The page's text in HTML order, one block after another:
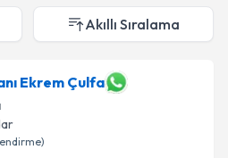
Akıllı Sıralama
Ekrem Çulfa